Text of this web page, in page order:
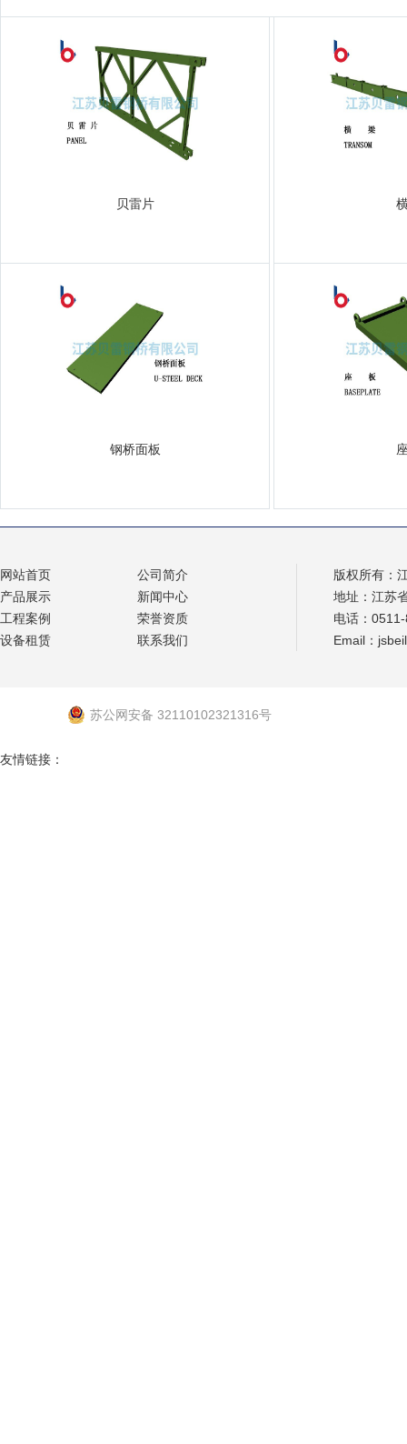
贝雷片
钢桥面板
网站首页
公司简介
产品展示
新闻中心
工程案例
荣誉资质
设备租赁
联系我们
版权所有：
地址：江苏
电话：
Email：
苏公网安备 32110102321316号
友情链接：